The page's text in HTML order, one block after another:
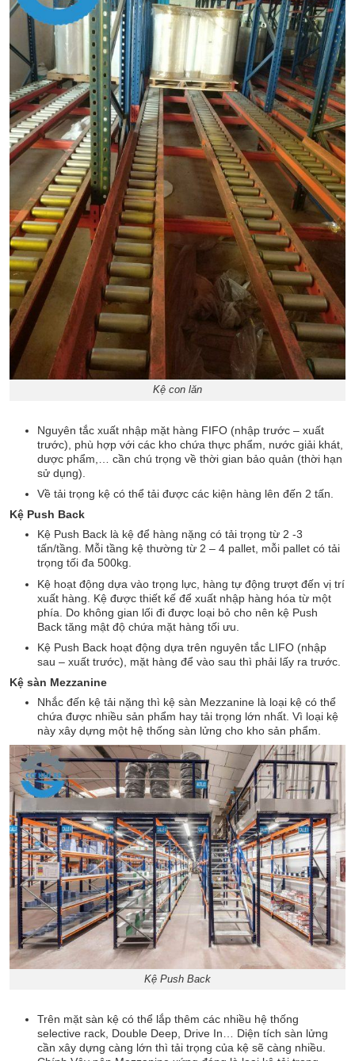
Kệ con lăn
Nguyên tắc xuất nhập mặt hàng FIFO (nhập trước – xuất
trước), phù hợp với các kho chứa thực phẩm, nước giải khát,
dược phẩm,… cần chú trọng về thời gian bảo quản (thời hạn
sử dụng).
Về tải trọng kệ có thể tải được các kiện hàng lên đến 2 tấn.
Kệ Push Back
Kệ Push Back là kệ để hàng nặng có tải trọng từ 2 -3
tấn/tầng. Mỗi tầng kệ thường từ 2 – 4 pallet, mỗi pallet có tải
trọng tối đa 500kg.
Kệ hoạt động dựa vào trọng lực, hàng tự động trượt đến vị trí
xuất hàng. Kệ được thiết kế để xuất nhập hàng hóa từ một
phía. Do không gian lối đi được loại bỏ cho nên kệ Push
Back tăng mật độ chứa mặt hàng tối ưu.
Kệ Push Back hoạt động dựa trên nguyên tắc LIFO (nhập
sau – xuất trước), mặt hàng để vào sau thì phải lấy ra trước.
Kệ sàn Mezzanine
Nhắc đến kệ tải nặng thì kệ sàn Mezzanine là loại kệ có thể
chứa được nhiều sản phẩm hay tải trọng lớn nhất. Vì loại kệ
này xây dựng một hệ thống sàn lửng cho kho sản phẩm.
Kệ Push Back
Trên mặt sàn kệ có thể lắp thêm các nhiều hệ thống
selective rack, Double Deep, Drive In… Diện tích sàn lửng
cần xây dựng càng lớn thì tải trọng của kệ sẽ càng nhiều.